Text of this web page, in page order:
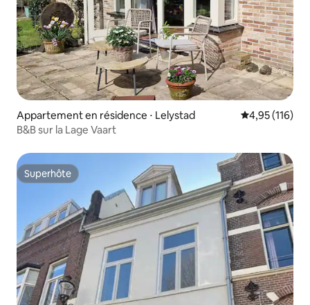
Appartement en résidence ⋅ Lelystad Évaluation
4,95 (116)
B&B sur la Lage Vaart
Superhôte
Superhôte